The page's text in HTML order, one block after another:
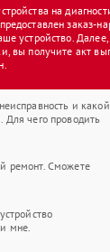
на
заказ-
устройство.
вы получите акт
и какой
Для чего проводить
ремонт. Сможете
мне.